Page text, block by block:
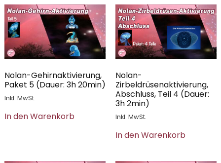
Nolan-Gehirnaktivierung,
Paket 5 (Dauer: 3h 20min)
Inkl. MwSt.
In den Warenkorb
Nolan-
Zirbeldrüsenaktivierung,
Abschluss, Teil 4 (Dauer:
3h 2min)
Inkl. MwSt.
In den Warenkorb